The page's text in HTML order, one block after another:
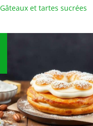
Gâteaux et tartes sucrées